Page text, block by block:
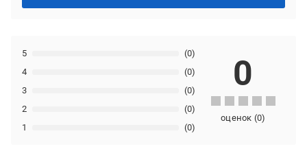
1 (0)
2 (0)
3 (0)
4 (0)
5 (0)
0
оценок (0)